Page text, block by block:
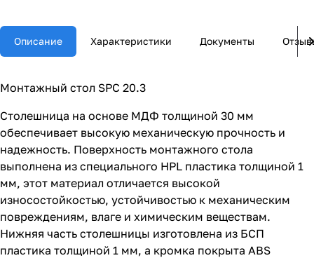
Описание Характеристики Документы
Монтажный стол SPC 20.3
Столешница на основе МДФ толщиной 30 мм
обеспечивает высокую механическую прочность и
надежность. Поверхность монтажного стола
выполнена из специального HPL пластика толщиной 1
мм, этот материал отличается высокой
износостойкостью, устойчивостью к механическим
повреждениям, влаге и химическим веществам.
Нижняя часть столешницы изготовлена из БСП
пластика толщиной 1 мм, а кромка покрыта ABS